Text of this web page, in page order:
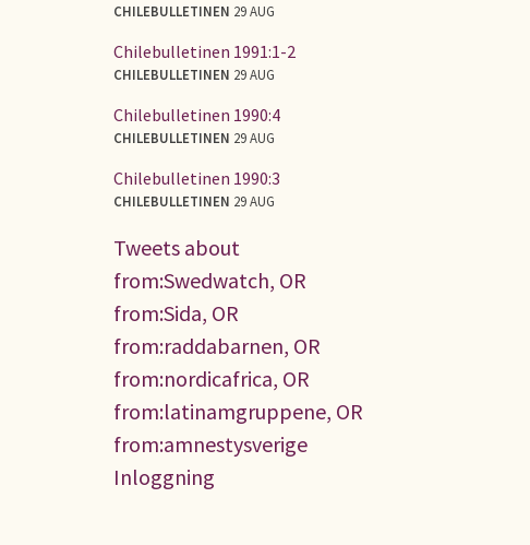
CHILEBULLETINEN 29 AUG
Chilebulletinen 1991:1-2
CHILEBULLETINEN 29 AUG
Chilebulletinen 1990:4
CHILEBULLETINEN 29 AUG
Chilebulletinen 1990:3
CHILEBULLETINEN 29 AUG
Tweets about
from:Swedwatch, OR
from:Sida, OR
from:raddabarnen, OR
from:nordicafrica, OR
from:latinamgruppene, OR
from:amnestysverige
Inloggning